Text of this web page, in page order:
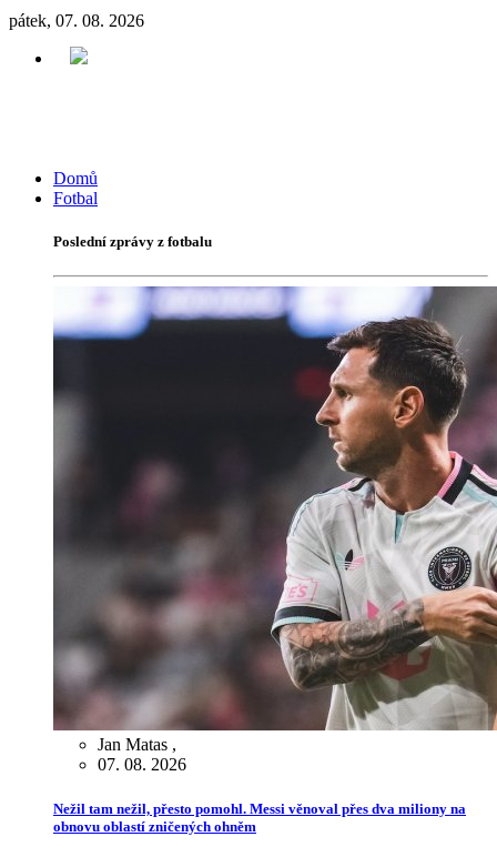
pátek, 07. 08. 2026
Domů
Fotbal
Poslední zprávy z fotbalu
Jan Matas ,
07. 08. 2026
Nežil tam nežil, přesto pomohl. Messi věnoval přes dva miliony na
obnovu oblastí zničených ohněm